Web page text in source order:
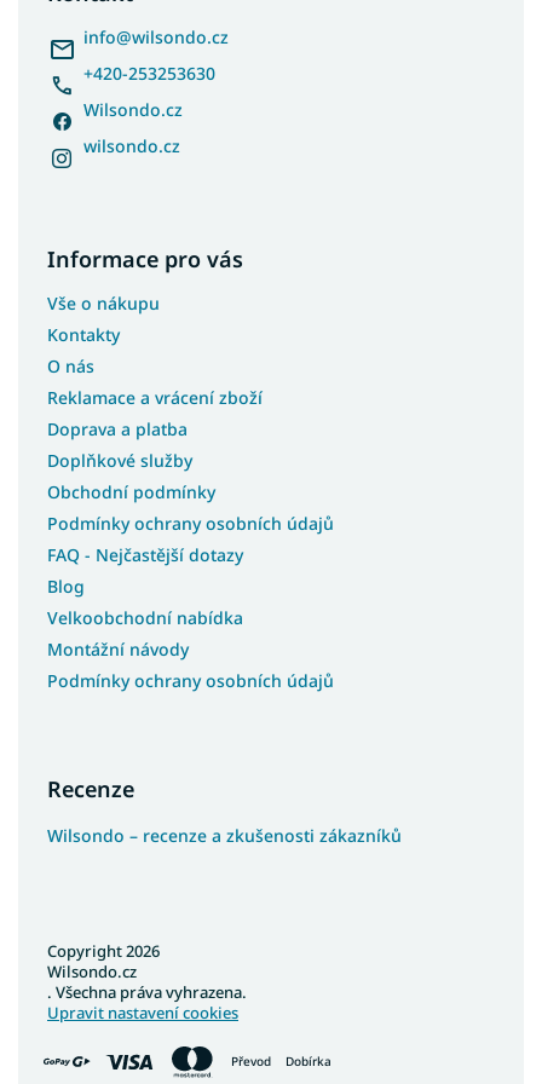
info@wilsondo.cz
+420-253253630
Wilsondo.cz
wilsondo.cz
Informace pro vás
Vše o nákupu
Kontakty
O nás
Reklamace a vrácení zboží
Doprava a platba
Doplňkové služby
Obchodní podmínky
Podmínky ochrany osobních údajů
FAQ - Nejčastější dotazy
Blog
Velkoobchodní nabídka
Montážní návody
Podmínky ochrany osobních údajů
Recenze
Wilsondo – recenze a zkušenosti zákazníků
Převod Dobírka
Copyright 2026
Wilsondo.cz
. Všechna práva vyhrazena.
Upravit nastavení cookies